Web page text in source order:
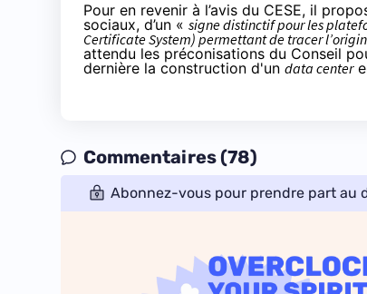
Pour en revenir à l’avis du CESE, il
sociaux, d’un « signe distinctif pour les
Certificate System) permettant de tracer
attendu les préconisations du Conseil
dernière la construction d'un data center
Commentaires (78)
Abonnez-vous pour prendre part au